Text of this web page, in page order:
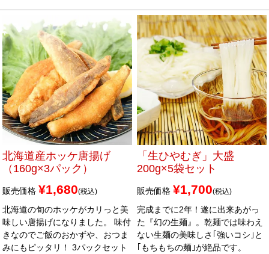
北海道産ホッケ唐揚げ
（160g×3パック）
販売価格 ¥1,680 税込
北海道の旬のホッケがカリっと美
味しい唐揚げになりました。 味付
きなのでご飯のおかずや、おつま
みにもピッタリ！ 3パックセット
「生ひやむぎ」大盛
200g×5袋セット
販売価格 ¥1,700 税込
完成までに2年！遂に出来あがっ
た『幻の生麺』。乾麺では味わえ
ない生麺の美味しさ｢強いコシ｣と
｢もちもちの麺｣が絶品です。